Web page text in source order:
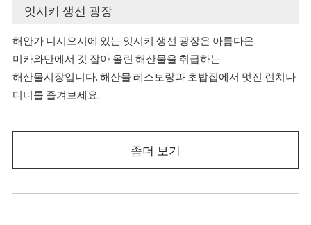
잇시키 생선 광장
해안가 니시오시에 있는 잇시키 생선 광장은 아름다운
미카와만에서 갓 잡아 올린 해산물을 취급하는
해산물시장입니다. 해산물 레스토랑과 초밥집에서 멋진 런치나
디너를 즐겨보세요.
좀더 보기